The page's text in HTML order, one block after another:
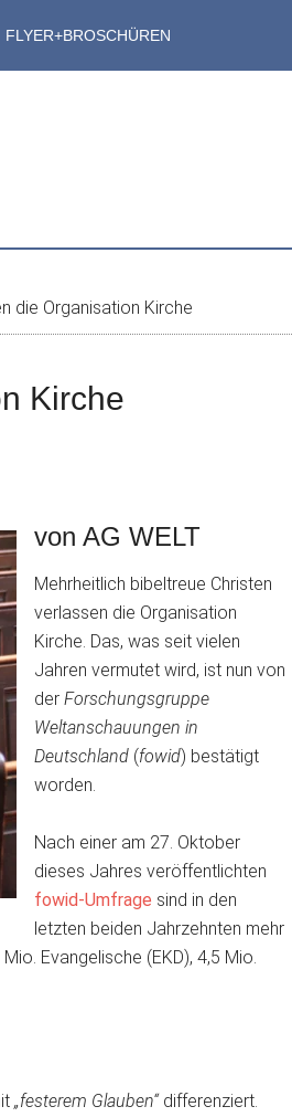
FLYER+BROSCHÜREN
die Organisation Kirche
Kirche
von AG WELT
Mehrheitlich bibeltreue Christen
verlassen die Organisation
Kirche. Das, was seit vielen
Jahren vermutet wird, ist nun von
der Forschungsgruppe
Weltanschauungen in
Deutschland (fowid) bestätigt
worden.
Nach einer am 27. Oktober
dieses Jahres veröffentlichten
fowid-Umfrage sind in den
letzten beiden Jahrzehnten mehr
Evangelische (EKD), 4,5 Mio.
„festerem Glauben“differenziert.